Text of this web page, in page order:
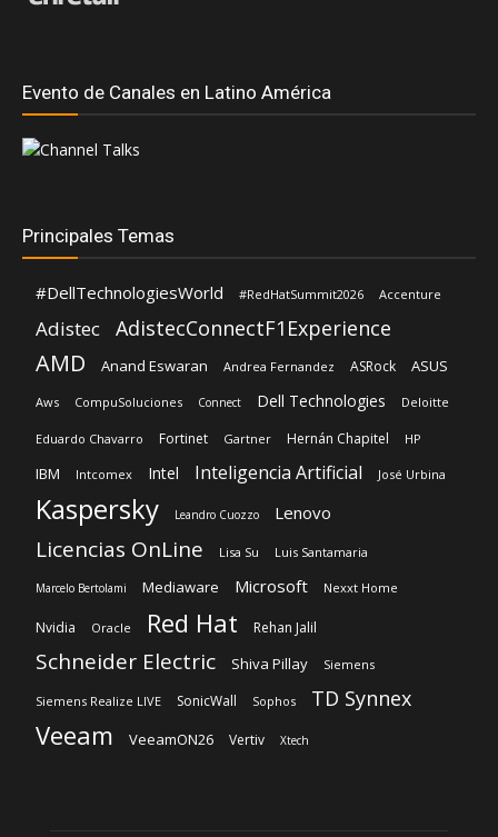
Evento de Canales en Latino América
Principales Temas
#DellTechnologiesWorld #RedHatSummit2026 Accenture
Adistec AdistecConnectF1Experience
AMD Anand Eswaran Andrea Fernandez ASRock ASUS
Aws CompuSoluciones Connect Dell Technologies Deloitte
Eduardo Chavarro Fortinet Gartner Hernán Chapitel HP
IBM Intcomex Intel Inteligencia Artificial José Urbina
Kaspersky Leandro Cuozzo Lenovo
Licencias OnLine Lisa Su Luis Santamaria
Marcelo Bertolami Mediaware Microsoft Nexxt Home
Nvidia Oracle Red Hat Rehan Jalil
Schneider Electric Shiva Pillay Siemens
Siemens Realize LIVE SonicWall Sophos TD Synnex
Veeam VeeamON26 Vertiv Xtech